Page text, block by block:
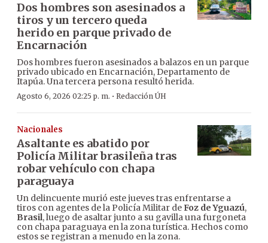
Dos hombres son asesinados a
tiros y un tercero queda
herido en parque privado de
Encarnación
Dos hombres fueron asesinados a balazos en un parque
privado ubicado en Encarnación, Departamento de
Itapúa. Una tercera persona resultó herida.
Agosto 6, 2026 02:25 p. m. · Redacción ÚH
Nacionales
Asaltante es abatido por
Policía Militar brasileña tras
robar vehículo con chapa
paraguaya
Un delincuente murió este jueves tras enfrentarse a
tiros con agentes de la Policía Militar deFoz de Yguazú,
Brasil, luego de asaltar junto a su gavilla una furgoneta
con chapa paraguaya en la zona turística. Hechos como
estos se registran a menudo en la zona.